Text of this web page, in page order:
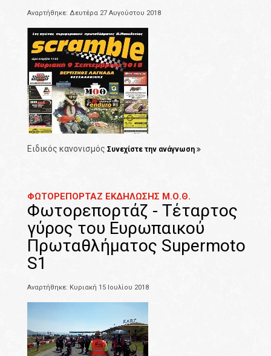
Αναρτήθηκε: Δευτέρα 27 Αυγούστου 2018
Ειδικός κανονισμός Συνεχίστε την ανάγνωση
ΦΩΤΟΡΕΠΟΡΤΑΖ ΕΚΔΗΛΩΣΗΣ Μ.Ο.Θ.
Φωτορεπορτάζ - Τέταρτος
γύρος του Ευρωπαικού
Πρωταθλήματος Supermoto
S1
Αναρτήθηκε: Κυριακή 15 Ιουλίου 2018